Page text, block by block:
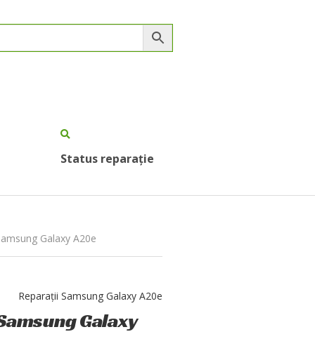
Status reparație
Galaxy A20e
Reparații Samsung Galaxy A20e
Galaxy